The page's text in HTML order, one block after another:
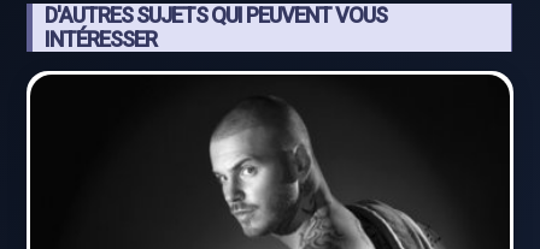
D'AUTRES SUJETS QUI PEUVENT VOUS
INTÉRESSER